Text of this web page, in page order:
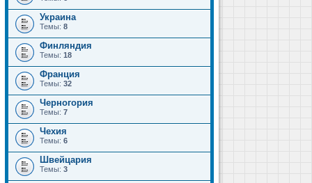
Украина
Темы: 8
Финляндия
Темы: 18
Франция
Темы: 32
Черногория
Темы: 7
Чехия
Темы: 6
Швейцария
Темы: 3